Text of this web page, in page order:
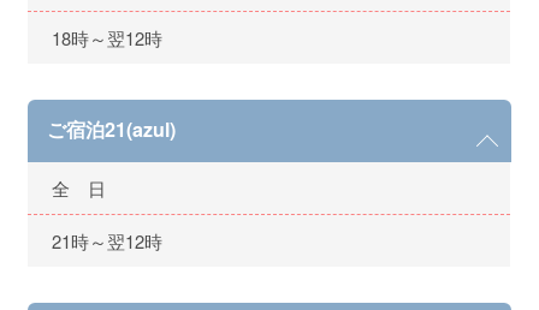
18時～翌12時
ご宿泊21(azul)
全 日
21時～翌12時